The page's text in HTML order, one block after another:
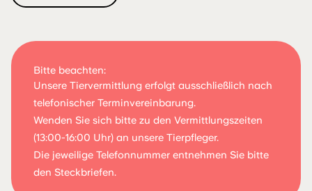
Bitte beachten:
Unsere Tiervermittlung erfolgt ausschließlich nach
telefonischer Terminvereinbarung.
Wenden Sie sich bitte zu den Vermittlungszeiten
(13:00-16:00 Uhr) an unsere Tierpfleger.
Die jeweilige Telefonnummer entnehmen Sie bitte
den Steckbriefen.